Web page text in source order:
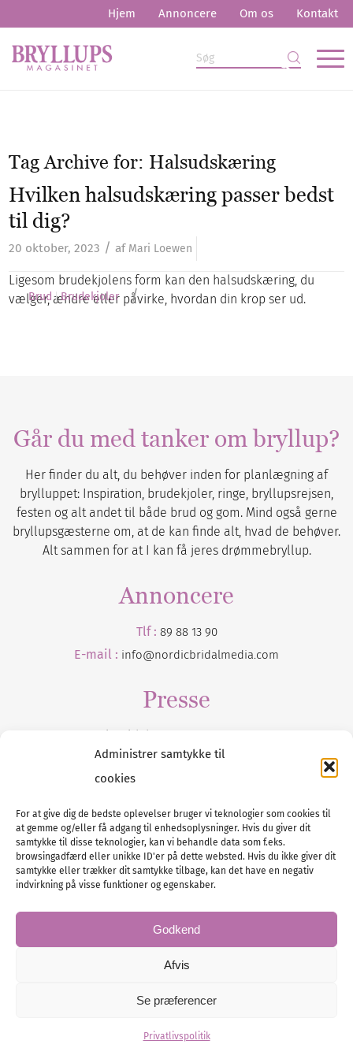
Administrer samtykke til
cookies
For at give dig de bedste oplevelser bruger vi teknologier som cookies til
at gemme og/eller få adgang til enhedsoplysninger. Hvis du giver dit
samtykke til disse teknologier, kan vi behandle data som f.eks.
browsingadfærd eller unikke ID'er på dette websted. Hvis du ikke giver dit
samtykke eller trækker dit samtykke tilbage, kan det have en negativ
indvirkning på visse funktioner og egenskaber.
Godkend
Afvis
Se præferencer
Privatlivspolitik
Hjem Annoncere Om os Kontakt
Tag Archive for: Halsudskæring
Hvilken halsudskæring passer bedst
til dig?
20 oktober, 2023 / af Mari Loewen
Ligesom brudekjolens form kan den halsudskæring, du
vælger, ændre eller påvirke, hvordan din krop ser ud.
Brud Brudekjoler /
Går du med tanker om bryllup?
Her finder du alt, du behøver inden for planlægning af
brylluppet: Inspiration, brudekjoler, ringe, bryllupsrejsen,
festen og alt andet til både brud og gom. Mind også gerne
bryllupsgæsterne om, at de kan finde alt, hvad de behøver.
Alt sammen for at I kan få jeres drømmebryllup.
Annoncere
Tlf : 89 88 13 90
E-mail : info@nordicbridalmedia.com
Presse
Tilmeld dig vores
Tel :89 88 13 90
E-post:info@nordicbridalmedia.com
Nordic Bridal Media
Administration